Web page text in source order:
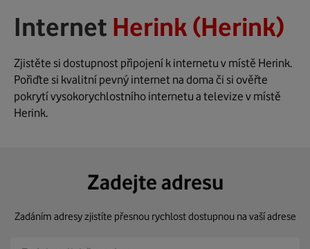
Internet Herink (Herink)
Zjistěte si dostupnost připojení k internetu v místě Herink.
Pořiďte si kvalitní pevný internet na doma či si ověřte
pokrytí vysokorychlostního internetu a televize v místě
Herink.
Zadejte adresu
Zadáním adresy zjistíte přesnou rychlost dostupnou na vaší adrese